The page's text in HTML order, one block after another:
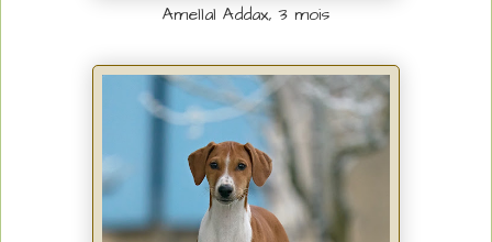
Amellal Addax, 3 mois